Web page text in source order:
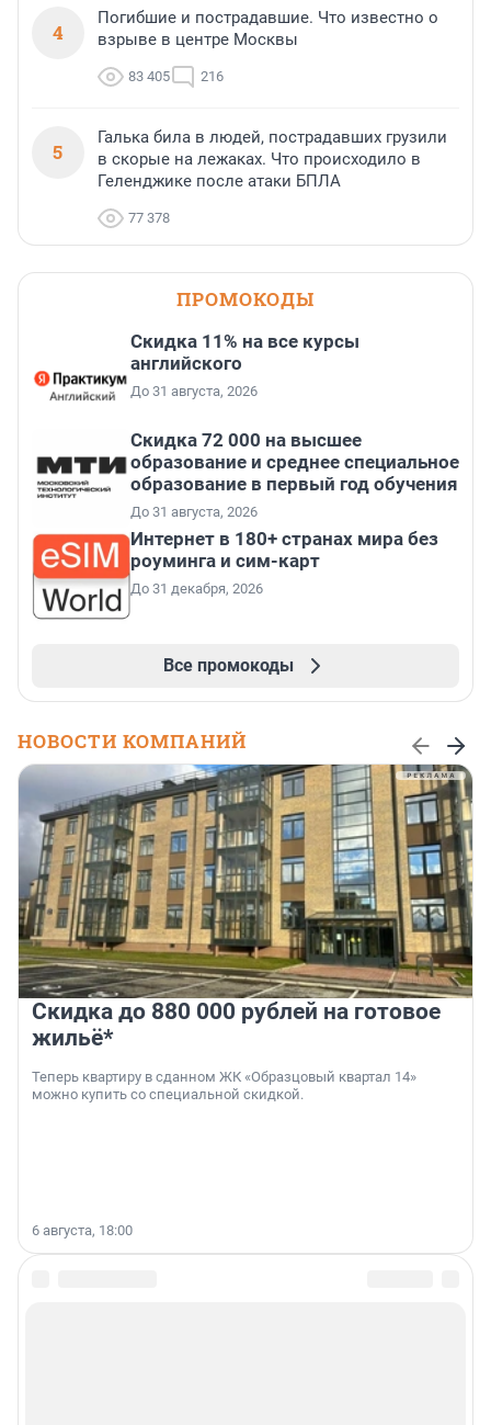
4
Погибшие и пострадавшие. Что известно о
взрыве в центре Москвы
83 405 216
5
Галька била в людей, пострадавших грузили
в скорые на лежаках. Что происходило в
Геленджике после атаки БПЛА
77 378
ПРОМОКОДЫ
Скидка 11% на все курсы
английского
До 31 августа, 2026
Скидка 72 000 на высшее
образование и среднее специальное
образование в первый год обучения
До 31 августа, 2026
Интернет в 180+ странах мира без
роуминга и сим-карт
До 31 декабря, 2026
Все промокоды
НОВОСТИ КОМПАНИЙ
Скидка до 880 000 рублей на готовое
жильё*
Теперь квартиру в сданном ЖК «Образцовый квартал 14»
можно купить со специальной скидкой.
6 августа, 18:00